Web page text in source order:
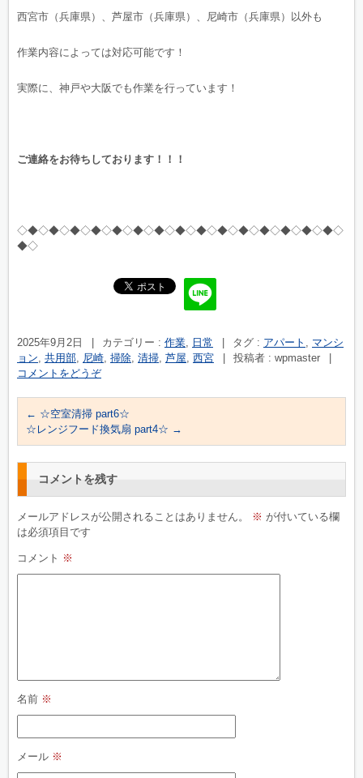
西宮市（兵庫県）、芦屋市（兵庫県）、尼崎市（兵庫県）以外も
作業内容によっては対応可能です！
実際に、神戸や大阪でも作業を行っています！
ご連絡をお待ちしております！！！
◇◆◇◆◇◆◇◆◇◆◇◆◇◆◇◆◇◆◇◆◇◆◇◆◇◆◇◆◇◆◇
◆◇
2025年9月2日 カテゴリー : 作業, 日常 タグ : アパート , マンシ
ョン, 共用部, 尼崎, 掃除, 清掃, 芦屋, 西宮 投稿者 : wpmaster
コメントをどうぞ
← ☆空室清掃 part6☆
☆レンジフード換気扇 part4☆ →
コメントを残す
メールアドレスが公開されることはありません。 ※ が付いている欄
は必須項目です
コメント ※
名前 ※
メール ※